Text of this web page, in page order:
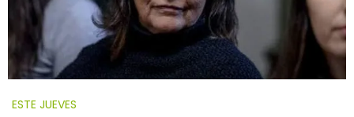
ESTE JUEVES